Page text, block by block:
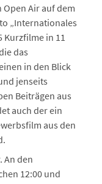
Air auf dem
„Internationales
Kurzfilme in 11
das
in den Blick
jenseits
Beiträgen aus
auch der ein
aus den
An den
12:00 und